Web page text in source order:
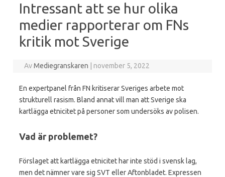
Intressant att se hur olika
medier rapporterar om FNs
kritik mot Sverige
AvMediegranskaren november 5, 2022
En expertpanel från FN kritiserar Sveriges arbete mot
strukturell rasism. Bland annat vill man att Sverige ska
kartlägga etnicitet på personer som undersöks av polisen.
Vad är problemet?
Förslaget att kartlägga etnicitet har inte stöd i svensk lag,
men det nämner vare sig SVT eller Aftonbladet. Expressen